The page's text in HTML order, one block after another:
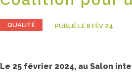
QUALITÉ PUBLIÉ LE 6 FÉV 24
Le 25 février 2024, au Salon